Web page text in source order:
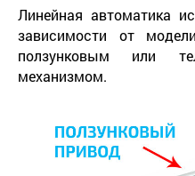
Линейная автоматика
зависимости от
ползунковым или
механизмом.